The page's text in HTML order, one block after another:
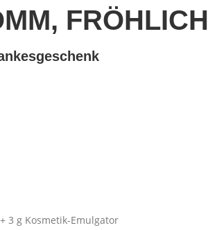
FRÖHLICH
3 g Kosmetik-Emulgator